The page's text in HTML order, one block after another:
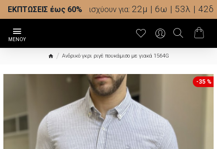
ΕΚΠΤΩΣΕΙΣ έως 60% ισχύουν για: 22μ | 6ω | 53λ | 41δ
Ανδρικό γκρι ριγέ πουκάμισο με γιακά 1564G
-35 %